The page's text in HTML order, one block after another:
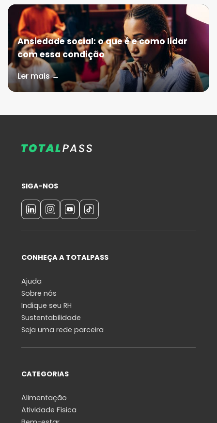
Ansiedade social: o que é e como lidar
com essa condição
Ler mais →
SIGA-NOS
CONHEÇA A TOTALPASS
Ajuda
Sobre nós
Indique seu RH
Sustentabilidade
Seja uma rede parceira
CATEGORIAS
Alimentação
Atividade Física